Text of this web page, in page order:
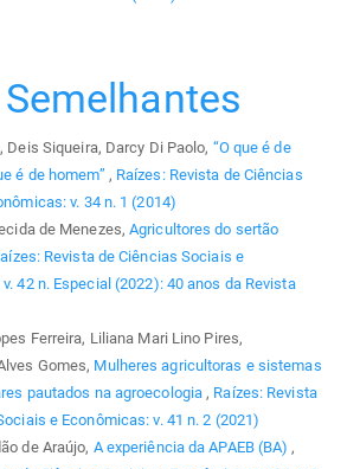
Deis Siqueira, Darcy Di Paolo, “O que é de
é de homem” , Raízes: Revista de Ciências
v. 34 n. 1 (2014)
de Menezes,Agricultores do sertão
Revista de Ciências Sociais e
42 n. Especial (2022): 40 anos da Revista
Ferreira, Liliana Mari Lino Pires,
Gomes, Mulheres agricultoras e sistemas
pautados na agroecologia, Raízes: Revista
e Econômicas: v. 41 n. 2 (2021)
de Araújo, A experiência da APAEB (BA),